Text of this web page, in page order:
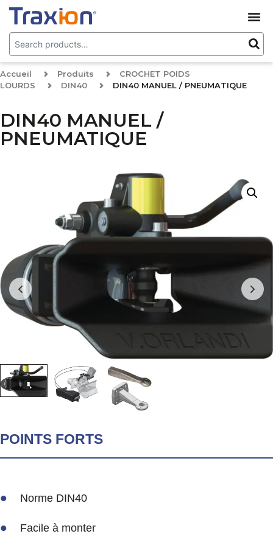
Accueil Produits
CROCHET POIDS
LOURDS
DIN40 DIN40 MANUEL / PNEUMATIQUE
DIN40 MANUEL /
PNEUMATIQUE
POINTS FORTS
Norme DIN40
Facile à monter